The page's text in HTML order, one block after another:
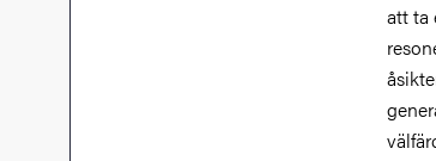
att ta